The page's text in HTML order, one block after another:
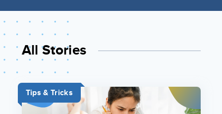
All Stories
Tips & Tricks